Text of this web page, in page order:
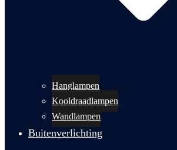
Hanglampen
Kooldraadlampen
Wandlampen
Buitenverlichting